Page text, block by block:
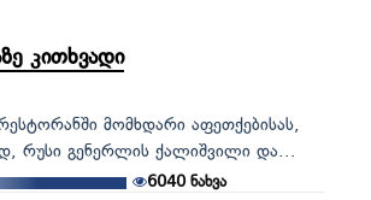
კითხვადი
მომხდარი აფეთქებისას,
რუსი გენერლის ქალიშვილი და...
6040ნახვა